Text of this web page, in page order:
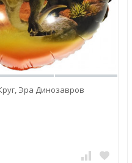
Эра Динозавров